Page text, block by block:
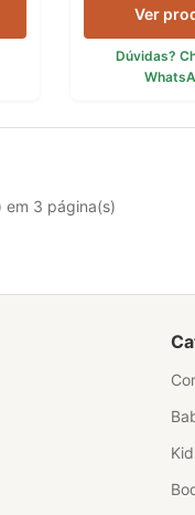
Ver
Dúvidas?
em 3 página(s)